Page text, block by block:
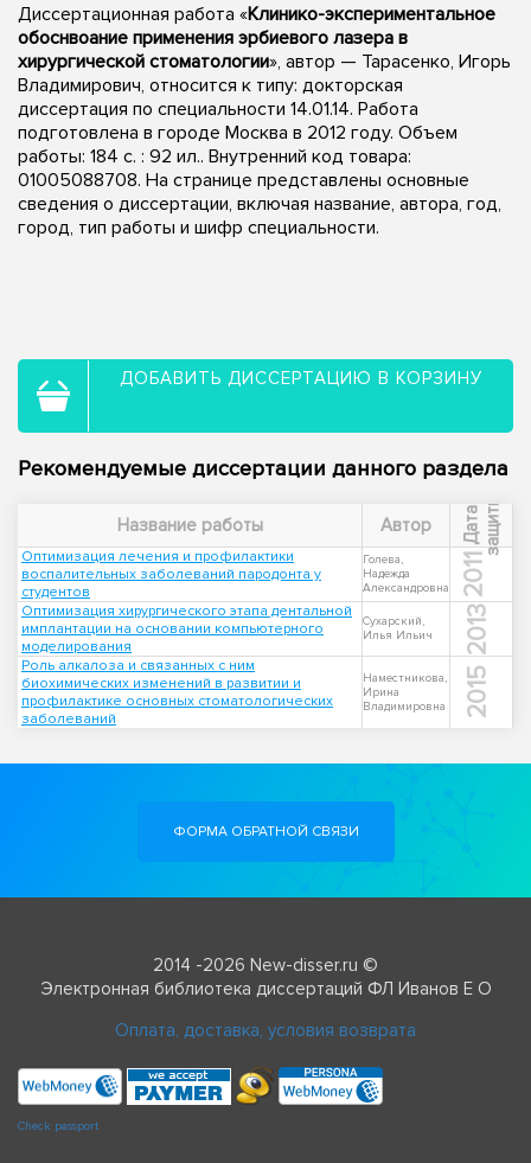
Диссертационная работа «Клинико-экспериментальное
обоснвоание применения эрбиевого лазера в
хирургической стоматологии», автор — Тарасенко, Игорь
Владимирович, относится к типу: докторская
диссертация по специальности 14.01.14. Работа
подготовлена в городе Москва в 2012 году. Объем
работы: 184 с. : 92 ил.. Внутренний код товара:
01005088708. На странице представлены основные
сведения о диссертации, включая название, автора, год,
город, тип работы и шифр специальности.
ДОБАВИТЬ ДИССЕРТАЦИЮ В КОРЗИНУ
Рекомендуемые диссертации данного раздела
Название работы Автор Д
а
т
а
з
а
щ
и
т ы
Оптимизация лечения и профилактики
воспалительных заболеваний пародонта у
студентов
Голева,
Надежда
Александровна
2011
Оптимизация хирургического этапа дентальной
имплантации на основании компьютерного
моделирования
Сухарский,
Илья Ильич
2013
Роль алкалоза и связанных с ним
биохимических изменений в развитии и
профилактике основных стоматологических
заболеваний
Наместникова,
Ирина
Владимировна
2015
ФОРМА ОБРАТНОЙ СВЯЗИ
2014 -2026 New-disser.ru ©
Электронная библиотека диссертаций ФЛ Иванов Е О
Оплата, доставка, условия возврата
Check passport